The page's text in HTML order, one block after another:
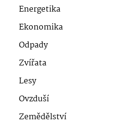
Energetika
Ekonomika
Odpady
Zvířata
Lesy
Ovzduší
Zemědělství